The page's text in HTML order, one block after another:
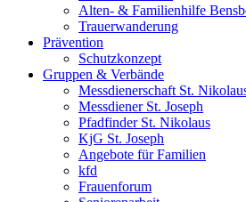
Alten- & Familienhilfe
Trauerwanderung
Prävention
Schutzkonzept
Gruppen & Verbände
Messdienerschaft St.
Messdiener St. Joseph
Pfadfinder St. Nikolaus
KjG St. Joseph
Angebote für Familien
kfd
Frauenforum